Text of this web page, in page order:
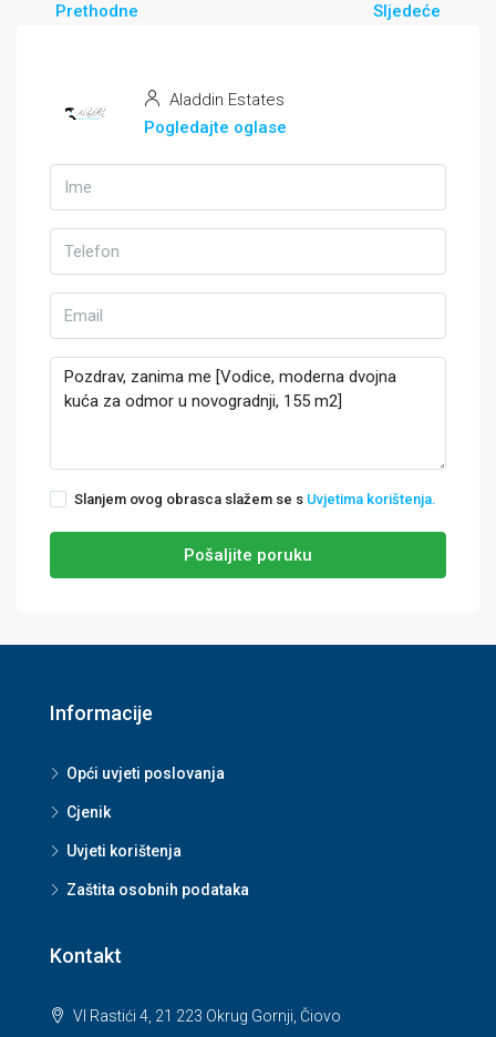
Prethodne Sljedeće
Aladdin Estates
Pogledajte oglase
Slanjem ovog obrasca slažem se s Uvjetima korištenja.
Pošaljite poruku
Informacije
Opći uvjeti poslovanja
Cjenik
Uvjeti korištenja
Zaštita osobnih podataka
Kontakt
VI Rastići 4, 21 223 Okrug Gornji, Čiovo